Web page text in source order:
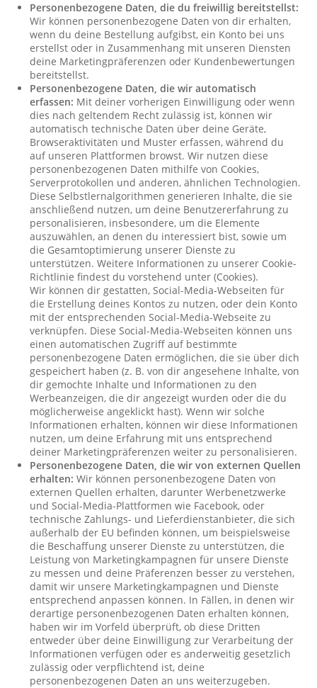
Personenbezogene Daten, die du freiwillig bereitstellst:
Wir können personenbezogene Daten von dir erhalten,
wenn du deine Bestellung aufgibst, ein Konto bei uns
erstellst oder in Zusammenhang mit unseren Diensten
deine Marketingpräferenzen oder Kundenbewertungen
bereitstellst.
Personenbezogene Daten, die wir automatisch
erfassen: Mit deiner vorherigen Einwilligung oder wenn
dies nach geltendem Recht zulässig ist, können wir
automatisch technische Daten über deine Geräte,
Browseraktivitäten und Muster erfassen, während du
auf unseren Plattformen browst. Wir nutzen diese
personenbezogenen Daten mithilfe von Cookies,
Serverprotokollen und anderen, ähnlichen Technologien.
Diese Selbstlernalgorithmen generieren Inhalte, die sie
anschließend nutzen, um deine Benutzererfahrung zu
personalisieren, insbesondere, um die Elemente
auszuwählen, an denen du interessiert bist, sowie um
die Gesamtoptimierung unserer Dienste zu
unterstützen. Weitere Informationen zu unserer Cookie-
Richtlinie findest du vorstehend unter (Cookies).
Wir können dir gestatten, Social-Media-Webseiten für
die Erstellung deines Kontos zu nutzen, oder dein Konto
mit der entsprechenden Social-Media-Webseite zu
verknüpfen. Diese Social-Media-Webseiten können uns
einen automatischen Zugriff auf bestimmte
personenbezogene Daten ermöglichen, die sie über dich
gespeichert haben (z. B. von dir angesehene Inhalte, von
dir gemochte Inhalte und Informationen zu den
Werbeanzeigen, die dir angezeigt wurden oder die du
möglicherweise angeklickt hast). Wenn wir solche
Informationen erhalten, können wir diese Informationen
nutzen, um deine Erfahrung mit uns entsprechend
deiner Marketingpräferenzen weiter zu personalisieren.
Personenbezogene Daten, die wir von externen Quellen
erhalten: Wir können personenbezogene Daten von
externen Quellen erhalten, darunter Werbenetzwerke
und Social-Media-Plattformen wie Facebook, oder
technische Zahlungs- und Lieferdienstanbieter, die sich
außerhalb der EU befinden können, um beispielsweise
die Beschaffung unserer Dienste zu unterstützen, die
Leistung von Marketingkampagnen für unsere Dienste
zu messen und deine Präferenzen besser zu verstehen,
damit wir unsere Marketingkampagnen und Dienste
entsprechend anpassen können. In Fällen, in denen wir
derartige personenbezogenen Daten erhalten können,
haben wir im Vorfeld überprüft, ob diese Dritten
entweder über deine Einwilligung zur Verarbeitung der
Informationen verfügen oder es anderweitig gesetzlich
zulässig oder verpflichtend ist, deine
personenbezogenen Daten an uns weiterzugeben.